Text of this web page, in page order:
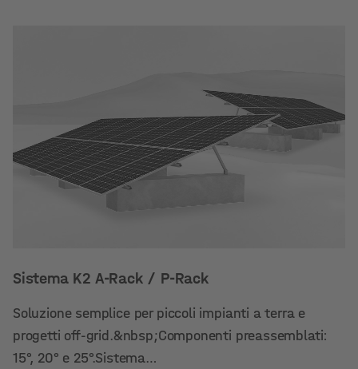
Sistema K2 A-Rack / P-Rack
Soluzione semplice per piccoli impianti a terra e
progetti off-grid.&nbsp;Componenti preassemblati:
15°, 20° e 25°.Sistema…